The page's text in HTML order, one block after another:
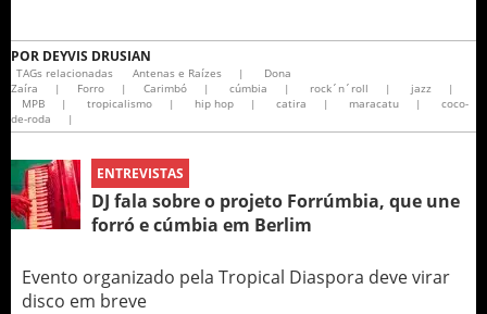
POR DEYVIS DRUSIAN
TAGs relacionadas Antenas e Raízes |
Dona
Zaíra
| Forro | Carimbó | cúmbia | rock´n´roll | jazz
|
MPB
| tropicalismo | hip hop | catira | maracatu |
coco-
de-roda
|
ENTREVISTAS
DJ fala sobre o projeto Forrúmbia, que une
forró e cúmbia em Berlim
Evento organizado pela Tropical Diaspora deve virar
disco em breve